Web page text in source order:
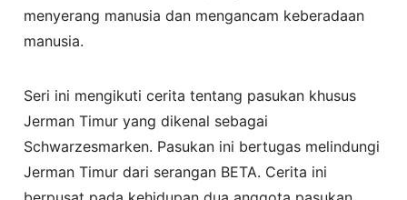
menyerang manusia dan mengancam keberadaan
manusia.
Seri ini mengikuti cerita tentang pasukan khusus
Jerman Timur yang dikenal sebagai
Schwarzesmarken. Pasukan ini bertugas melindungi
Jerman Timur dari serangan BETA. Cerita ini